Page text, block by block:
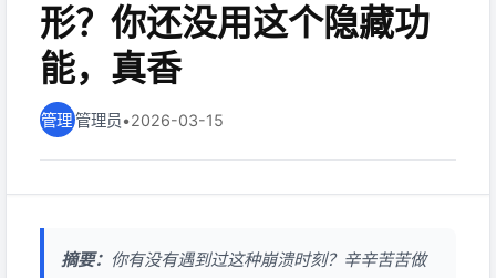
形？你还没用这个隐藏功
能，真香
管理员•2026-03-15
摘要： 你有没有遇到过这种崩溃时刻？辛辛苦苦做